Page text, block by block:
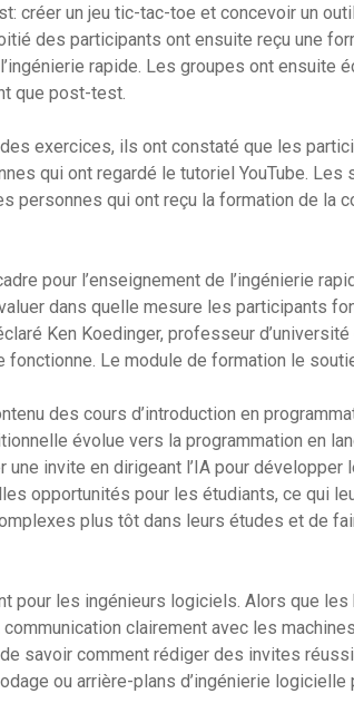
créer un jeu tic-tac-toe et concevoir un
des participants ont ensuite reçu une
rapide. Les groupes ont ensuite
que post-test.
exercices, ils ont constaté que les
qui ont regardé le tutoriel YouTube. Les
personnes qui ont reçu la formation de la
pour l’enseignement de l’ingénierie
dans quelle mesure les participants
Ken Koedinger, professeur d’université
fonctionne. Le module de formation le
des cours d’introduction en
évolue vers la programmation en
une invite en dirigeant l’IA pour développer
opportunités pour les étudiants, ce qui
plus tôt dans leurs études et de
pour les ingénieurs logiciels. Alors que les
clairement avec les
savoir comment rédiger des invites
ou arrière-plans d’ingénierie logicielle